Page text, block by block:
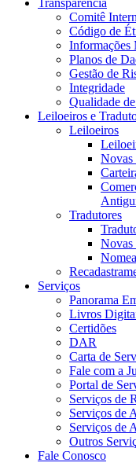
Transparência
Comitê
Código de
Informações
Planos de
Gestão de
Integridade
Qualidade
Leiloeiros e
Leiloeiros
Novas
Tradutores
Novas
Serviços
Panorama
Livros
Certidões
DAR
Carta de
Fale com a
Portal de
Serviços de
Serviços de
Serviços de
Outros
Fale Conosco